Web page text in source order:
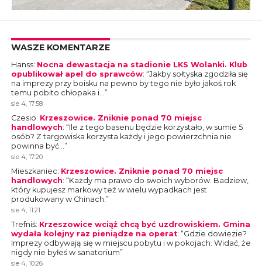
WASZE KOMENTARZE
Hanss: Nocna dewastacja na stadionie LKS Wolanki. Klub
opublikował apel do sprawców: “Jakby sołtyska zgodziła się
na imprezy przy boisku na pewno by tego nie było jakoś rok
temu pobito chłopaka i… ”
sie 4, 17:58
Czesio: Krzeszowice. Zniknie ponad 70 miejsc
handlowych: “Ile z tego basenu będzie korzystało, w sumie 5
osób? Z targowiska korzysta każdy i jego powierzchnia nie
powinna być… ”
sie 4, 17:20
Mieszkaniec: Krzeszowice. Zniknie ponad 70 miejsc
handlowych: “Każdy ma prawo do swoich wyborów. Badziew,
który kupujesz markowy też w wielu wypadkach jest
produkowany w Chinach. ”
sie 4, 11:21
Trefniś: Krzeszowice wciąż chcą być uzdrowiskiem. Gmina
wydała kolejny raz pieniądze na operat: “Gdzie dowiezie?
Imprezy odbywają się w miejscu pobytu i w pokojach. Widać, że
nigdy nie byłeś w sanatorium”
sie 4, 10:26